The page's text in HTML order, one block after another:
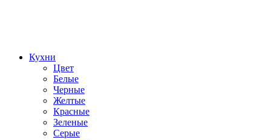
Кухни
Цвет
Белые
Черные
Желтые
Красные
Зеленые
Серые